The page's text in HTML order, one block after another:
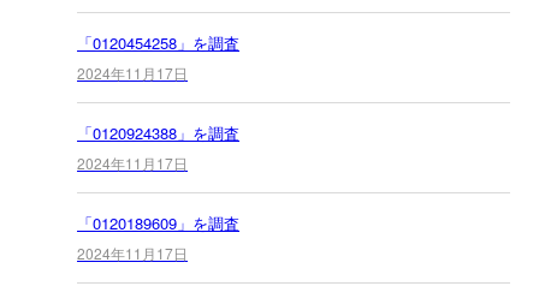
「0120454258」を調査
2024年11月17日
「0120924388」を調査
2024年11月17日
「0120189609」を調査
2024年11月17日